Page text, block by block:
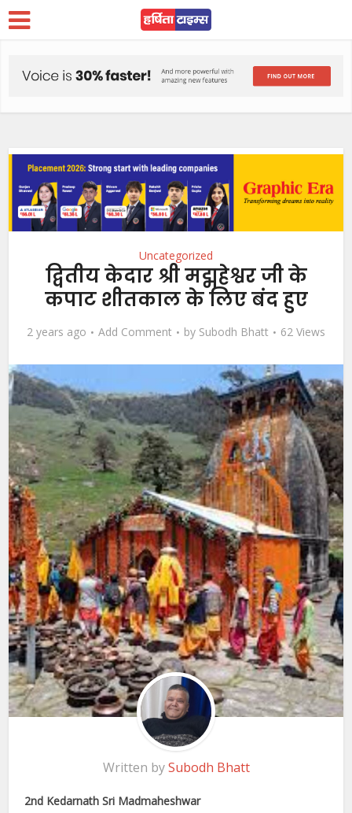
Uncategorized
द्वितीय केदार श्री मद्महेश्वर जी के
कपाट शीतकाल के लिए बंद हुए
2 years ago Add Comment by Subodh Bhatt 62 Views
Written bySubodh Bhatt
2nd Kedarnath Sri Madmaheshwar